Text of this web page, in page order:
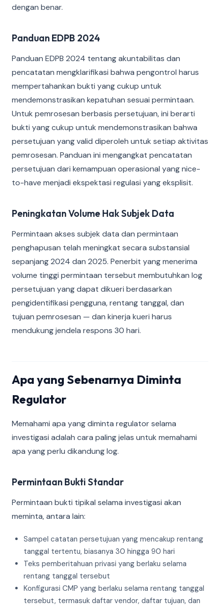
dengan benar.
Panduan EDPB 2024
Panduan EDPB 2024 tentang akuntabilitas dan
pencatatan mengklarifikasi bahwa pengontrol harus
mempertahankan bukti yang cukup untuk
mendemonstrasikan kepatuhan sesuai permintaan.
Untuk pemrosesan berbasis persetujuan, ini berarti
bukti yang cukup untuk mendemonstrasikan bahwa
persetujuan yang valid diperoleh untuk setiap aktivitas
pemrosesan. Panduan ini mengangkat pencatatan
persetujuan dari kemampuan operasional yang nice-
to-have menjadi ekspektasi regulasi yang eksplisit.
Peningkatan Volume Hak Subjek Data
Permintaan akses subjek data dan permintaan
penghapusan telah meningkat secara substansial
sepanjang 2024 dan 2025. Penerbit yang menerima
volume tinggi permintaan tersebut membutuhkan log
persetujuan yang dapat dikueri berdasarkan
pengidentifikasi pengguna, rentang tanggal, dan
tujuan pemrosesan — dan kinerja kueri harus
mendukung jendela respons 30 hari.
Apa yang Sebenarnya Diminta
Regulator
Memahami apa yang diminta regulator selama
investigasi adalah cara paling jelas untuk memahami
apa yang perlu dikandung log.
Permintaan Bukti Standar
Permintaan bukti tipikal selama investigasi akan
meminta, antara lain:
Sampel catatan persetujuan yang mencakup rentang
tanggal tertentu, biasanya 30 hingga 90 hari
Teks pemberitahuan privasi yang berlaku selama
rentang tanggal tersebut
Konfigurasi CMP yang berlaku selama rentang tanggal
tersebut, termasuk daftar vendor, daftar tujuan, dan